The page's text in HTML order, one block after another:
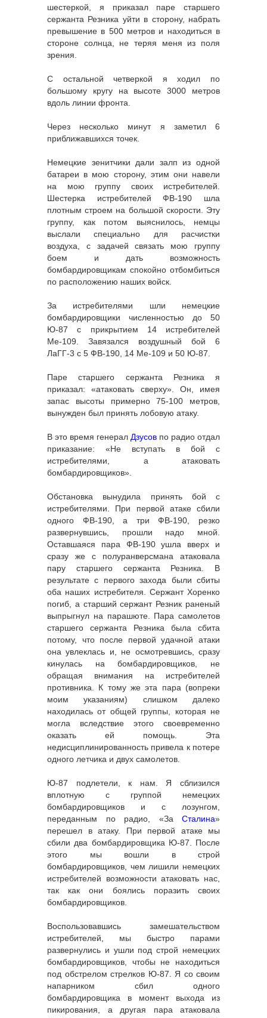
шестеркой, я приказал паре старшего
сержанта Резника уйти в сторону, набрать
превышение в 500 метров и находиться в
стороне солнца, не теряя меня из поля
зрения.
С остальной четверкой я ходил по
большому кругу на высоте 3000 метров
вдоль линии фронта.
Через несколько минут я заметил 6
приближавшихся точек.
Немецкие зенитчики дали залп из одной
батареи в мою сторону, этим они навели
на мою группу своих истребителей.
Шестерка истребителей ФВ-190 шла
плотным строем на большой скорости. Эту
группу, как потом выяснилось, немцы
выслали специально для расчистки
воздуха, с задачей связать мою группу
боем и дать возможность
бомбардировщикам спокойно отбомбиться
по расположению наших войск.
За истребителями шли немецкие
бомбардировщики численностью до 50
Ю-87 с прикрытием 14 истребителей
Ме-109. Завязался воздушный бой 6
ЛаГГ-3 с 5 ФВ-190, 14 Ме-109 и 50 Ю-87.
Паре старшего сержанта Резника я
приказал: «атаковать сверху». Он, имея
запас высоты примерно 75-100 метров,
вынужден был принять лобовую атаку.
В это время генерал Дзусов по радио отдал
приказание: «Не вступать в бой с
истребителями, а атаковать
бомбардировщиков».
Обстановка вынудила принять бой с
истребителями. При первой атаке сбили
одного ФВ-190, а три ФВ-190, резко
развернувшись, прошли надо мной.
Оставшаяся пара ФВ-190 ушла вверх и
сразу же с полуранверсмана атаковала
пару старшего сержанта Резника. В
результате с первого захода были сбиты
оба наших истребителя. Сержант Хоренко
погиб, а старший сержант Резник раненый
выпрыгнул на парашюте. Пара самолетов
старшего сержанта Резника была сбита
потому, что после первой удачной атаки
она увлеклась и, не осмотревшись, сразу
кинулась на бомбардировщиков, не
обращая внимания на истребителей
противника. К тому же эта пара (вопреки
моим указаниям) слишком далеко
находилась от общей группы, которая не
могла вследствие этого своевременно
оказать ей помощь. Эта
недисциплинированность привела к потере
одного летчика и двух самолетов.
Ю-87 подлетели, к нам. Я сблизился
вплотную с группой немецких
бомбардировщиков и с лозунгом,
переданным по радио, «За Сталина»
перешел в атаку. При первой атаке мы
сбили два бомбардировщика Ю-87. После
этого мы вошли в строй
бомбардировщиков, чем лишили немецких
истребителей возможности атаковать нас,
так как они боялись поразить своих
бомбардировщиков.
Воспользовавшись замешательством
истребителей, мы быстро парами
развернулись и ушли под строй немецких
бомбардировщиков, чтобы не находиться
под обстрелом стрелков Ю-87. Я со своим
напарником сбил одного
бомбардировщика в момент выхода из
пикирования, а другая пара атаковала